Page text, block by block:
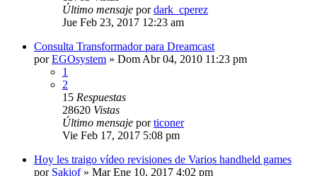
Último mensaje pordark_cperez
Jue Feb 23, 2017 12:23 am
Consulta Transformador para Dreamcast
porEGOsystem » Dom Abr 04, 2010 11:23 pm
1
2
15 Respuestas
28620 Vistas
Último mensaje porticoner
Vie Feb 17, 2017 5:08 pm
Hoy les traigo vídeo revisiones de Varios handheld games
por Sakiof» Mar Ene 10, 2017 4:02 pm